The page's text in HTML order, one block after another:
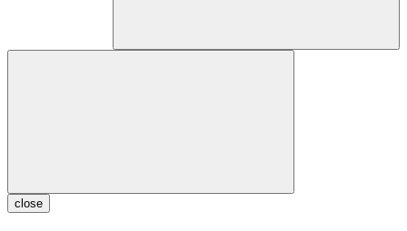
close